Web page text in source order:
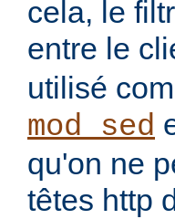
cela, le
entre le
utilisé
mod_sed
qu'on ne
têtes http